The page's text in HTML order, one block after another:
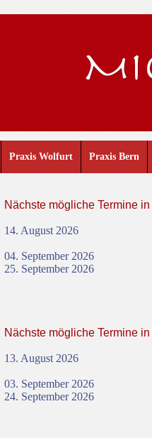
Praxis Wolfurt Praxis Bern
Nächste mögliche Termine
14. August 2026
04. September 2026
25. September 2026
Nächste mögliche Termine
13. August 2026
03. September 2026
24. September 2026